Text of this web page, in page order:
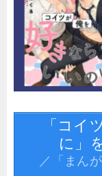
「コイ
に」
／「まん